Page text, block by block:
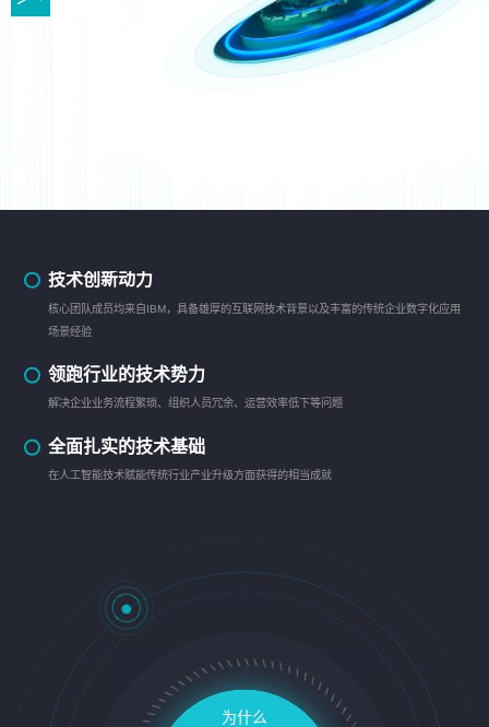
技术创新动力
核心团队成员均来自IBM，具备雄厚的互联网技术背景以及丰富的传统企业数字化应用
场景经验
领跑行业的技术势力
解决企业业务流程繁琐、组织人员冗余、运营效率低下等问题
全面扎实的技术基础
在人工智能技术赋能传统行业产业升级方面获得的相当成就
为什么